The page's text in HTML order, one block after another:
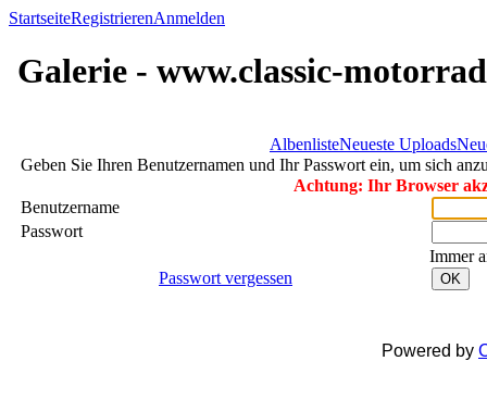
StartseiteRegistrierenAnmelden
Galerie - www.classic-
AlbenlisteNeueste Uploads
Geben Sie Ihren Benutzernamen und Ihr Passwort ein, um sich
Achtung: Ihr Browser
Benutzername
Passwort
Immer
Passwort vergessen
OK
Powered by